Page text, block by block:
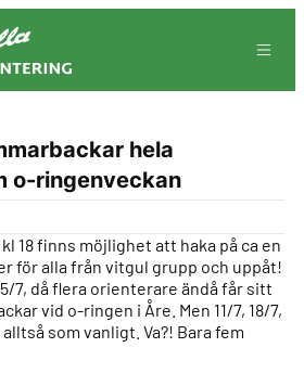
hela
o-ringenveckan
18 finns möjlighet att haka på ca en
för alla från vitgul grupp och uppåt!
7, då flera orienterare ändå får sitt
vid o-ringen i Åre. Men 11/7, 18/7,
som vanligt. Va?! Bara fem